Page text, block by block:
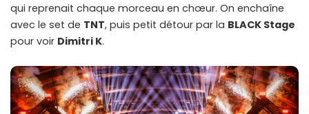
qui reprenait chaque morceau en chœur. On enchaîne
avec le set de TNT, puis petit détour par la BLACK Stage
pour voir Dimitri K.